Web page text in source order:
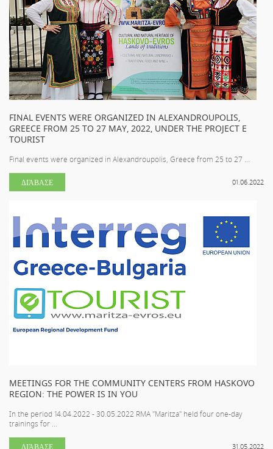
FINAL EVENTS WERE ORGANIZED IN ALEXANDROUPOLIS,
GREECE FROM 25 TO 27 MAY, 2022, UNDER THE PROJECT E
TOURIST
Final events were organized in Alexandroupolis, Greece from 25 to 27 ...
01.06.2022
ΔΙΆΒΑΣΕ
MEETINGS FOR THE COMMUNITY CENTERS FROM HASKOVO
REGION: THE POWER IS IN YOU
In the period 14.04.2022 - 30.05.2022 RMA "Maritza" held four one-day
trainings for ...
31.05.2022
ΔΙΆΒΑΣΕ